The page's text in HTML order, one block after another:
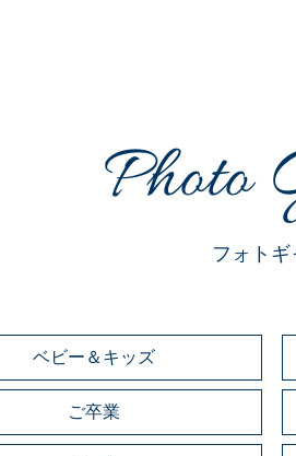
Photo
フォト
ベビー＆キッズ
ご卒業